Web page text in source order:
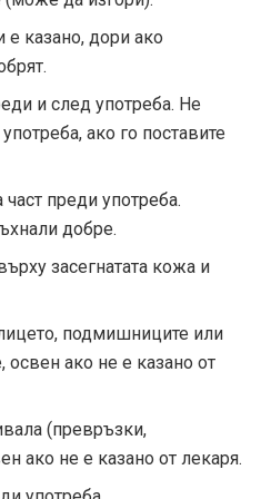
е казано, дори ако
и след употреба. Не
ако го поставите
част преди употреба.
добре.
засегнатата кожа и
подмишниците или
освен ако не е казано от
(превръзки,
ако не е казано от лекаря.